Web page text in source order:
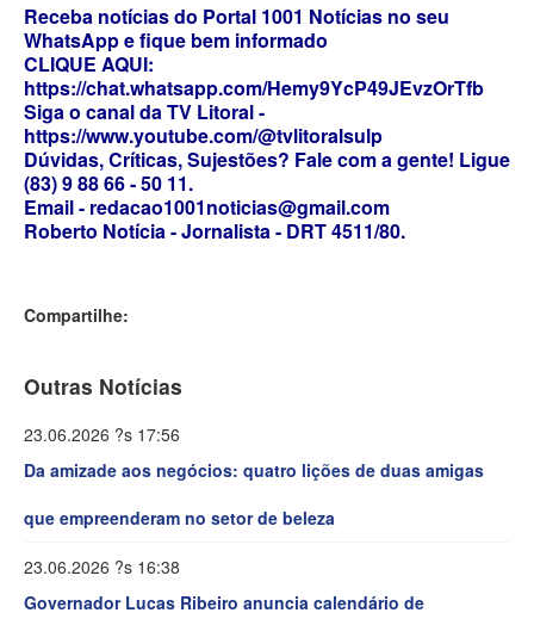
Receba notícias do Portal 1001 Notícias no seu
WhatsApp e fique bem informado
CLIQUE AQUI:
https://chat.whatsapp.com/Hemy9YcP49JEvzOrTfb
Siga o canal da TV Litoral -
https://www.youtube.com/@tvlitoralsulp
Dúvidas, Críticas, Sujestões? Fale com a gente! Ligue
(83) 9 88 66 - 50 11.
Email - redacao1001noticias@gmail.com
Roberto Notícia - Jornalista - DRT 4511/80.
Compartilhe:
Outras Notícias
23.06.2026 ?s 17:56
Da amizade aos negócios: quatro lições de duas amigas
que empreenderam no setor de beleza
23.06.2026 ?s 16:38
Governador Lucas Ribeiro anuncia calendário de